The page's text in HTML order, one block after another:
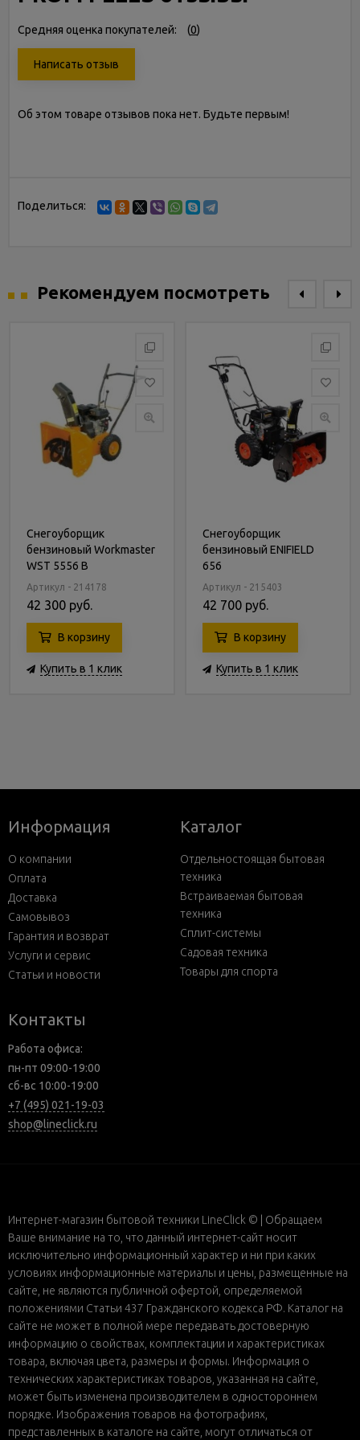
Средняя оценка покупателей: (0)
Написать отзыв
Об этом товаре отзывов пока нет. Будьте первым!
Поделиться:
Рекомендуем посмотреть
Снегоуборщик
бензиновый Workmaster
WST 5556 B
Артикул - 214178
42 300 руб.
В корзину
Купить в 1 клик
Снегоуборщик
бензиновый ENIFIELD
656
Артикул - 215403
42 700 руб.
В корзину
Купить в 1 клик
Информация
О компании
Оплата
Доставка
Самовывоз
Гарантия и возврат
Услуги и сервис
Статьи и новости
Каталог
Отдельностоящая бытовая
техника
Встраиваемая бытовая
техника
Сплит-системы
Садовая техника
Товары для спорта
Контакты
Работа офиса:
пн-пт 09:00-19:00
сб-вс 10:00-19:00
+7 (495) 021-19-03
shop@lineclick.ru
Интернет-магазин бытовой техники LineClick © | Обращаем
Ваше внимание на то, что данный интернет-сайт носит
исключительно информационный характер и ни при каких
условиях информационные материалы и цены, размещенные на
сайте, не являются публичной офертой, определяемой
положениями Статьи 437 Гражданского кодекса РФ. Каталог на
сайте не может в полной мере передавать достоверную
информацию о свойствах, комплектации и характеристиках
товара, включая цвета, размеры и формы. Информация о
технических характеристиках товаров, указанная на сайте,
может быть изменена производителем в одностороннем
порядке. Изображения товаров на фотографиях,
представленных в каталоге на сайте, могут отличаться от